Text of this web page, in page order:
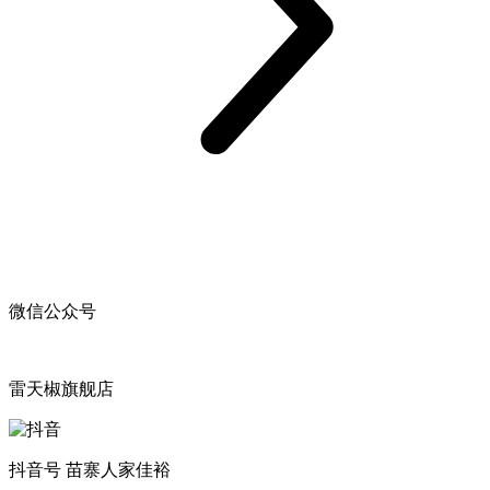
微信公众号
雷天椒旗舰店
抖音号 苗寨人家佳裕